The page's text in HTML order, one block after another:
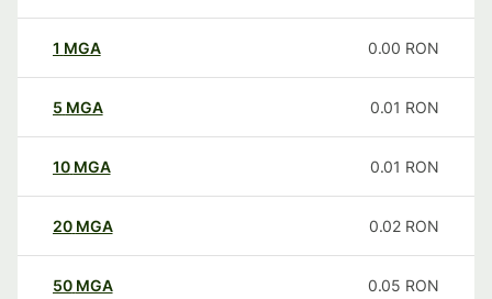
1 MGA 0.00 RON
5 MGA 0.01 RON
10 MGA 0.01 RON
20 MGA 0.02 RON
50 MGA 0.05 RON